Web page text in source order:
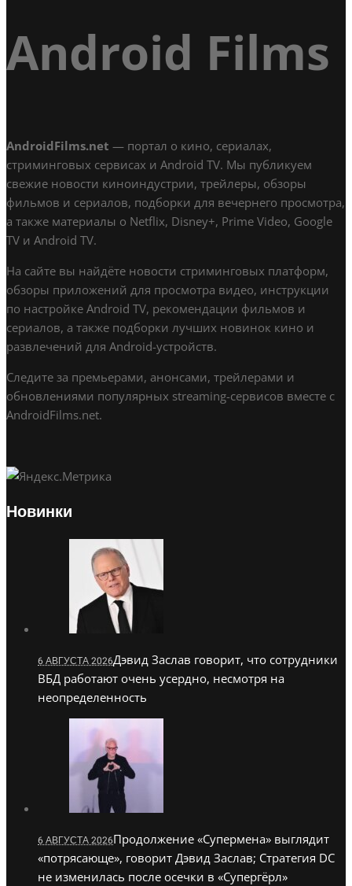
Android Films
AndroidFilms.net — портал о кино, сериалах,
стриминговых сервисах и Android TV. Мы публикуем
свежие новости киноиндустрии, трейлеры, обзоры
фильмов и сериалов, подборки для вечернего просмотра,
а также материалы о Netflix, Disney+, Prime Video, Google
TV и Android TV.
На сайте вы найдёте новости стриминговых платформ,
обзоры приложений для просмотра видео, инструкции
по настройке Android TV, рекомендации фильмов и
сериалов, а также подборки лучших новинок кино и
развлечений для Android-устройств.
Следите за премьерами, анонсами, трейлерами и
обновлениями популярных streaming-сервисов вместе с
AndroidFilms.net.
Новинки
6 АВГУСТА 2026Дэвид Заслав говорит, что сотрудники
ВБД работают очень усердно, несмотря на
неопределенность
6 АВГУСТА 2026Продолжение «Супермена» выглядит
«потрясающе», говорит Дэвид Заслав; Стратегия DC
не изменилась после осечки в «Супергёрл»